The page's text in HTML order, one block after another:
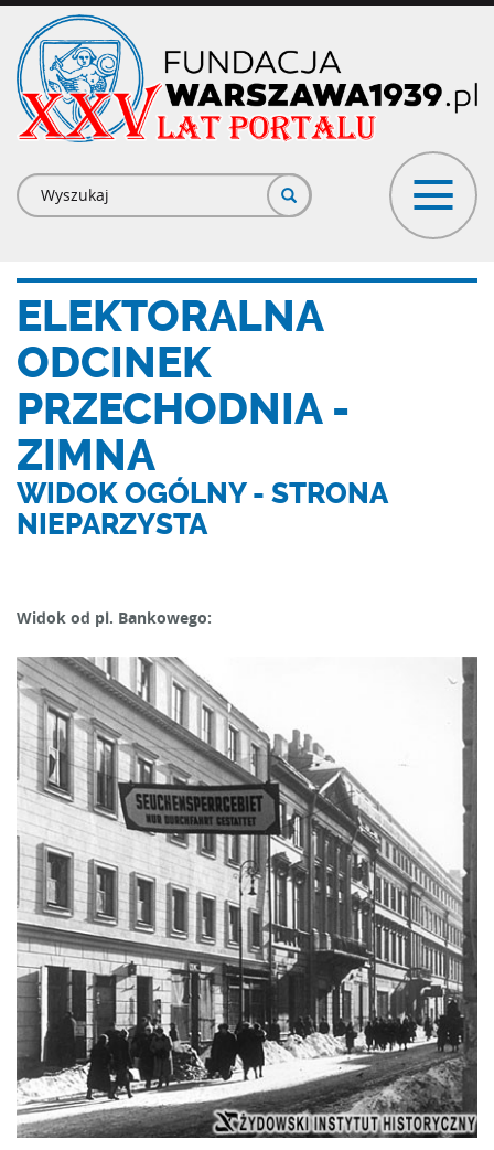
Przejdź
treści
Formularz
wyszukiwania
ELEKTORALNA
ODCINEK
PRZECHODNIA -
ZIMNA
WIDOK OGÓLNY - STRONA
NIEPARZYSTA
Widok od pl. Bankowego: